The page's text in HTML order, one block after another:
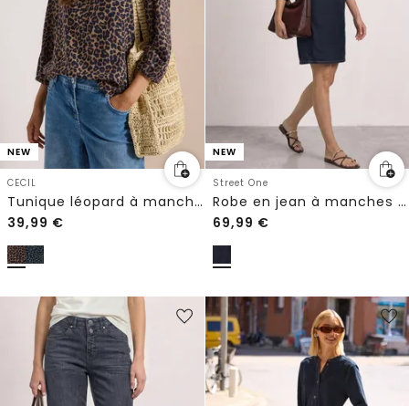
NEW
CECIL
Tunique léopard à manches 3/4 et col fendu
39,99 €
NEW
Street One
Robe en jean à manches 3/4, longueur genoux
69,99 €